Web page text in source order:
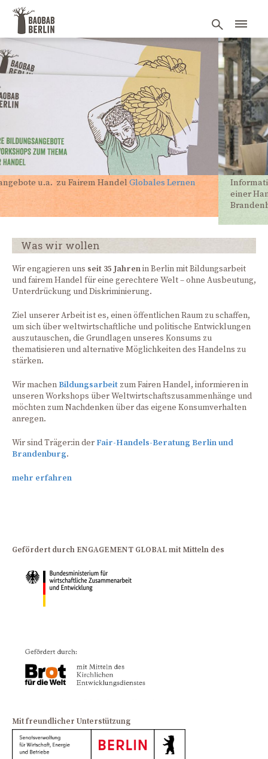
Information - Beratung - Vernetzung- Weiterbildung aus
einer Hand: Die
Fair-Handels-Beratung
Brandenburg
Was wir wollen
Wir engagieren uns seit 35 Jahrenin Berlin mit Bildungsarbeit
und fairem Handel für eine gerechtere Welt – ohne Ausbeutung,
Unterdrückung und Diskriminierung.
Ziel unserer Arbeit ist es, einen öffentlichen Raum zu schaffen,
um sich über weltwirtschaftliche und politische Entwicklungen
auszutauschen, die Grundlagen unseres Konsums zu
thematisieren und alternative Möglichkeiten des Handelns zu
stärken.
Wir machenBildungsarbeit zum Fairen Handel, informieren in
unseren Workshops über Weltwirtschaftszusammenhänge und
möchten zum Nachdenken über das eigene Konsumverhalten
anregen.
Wir sind Träger:in derFair-Handels-Beratung Berlin und
Brandenburg.
mehr erfahren
Gefördert durch ENGAGEMENT GLOBAL mit Mitteln des
Mit freundlicher Unterstützung